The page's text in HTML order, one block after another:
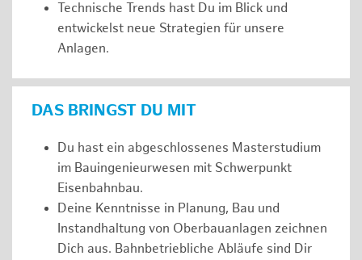
Technische Trends hast Du im Blick und
entwickelst neue Strategien für unsere
Anlagen.
DAS BRINGST DU MIT
Du hast ein abgeschlossenes Masterstudium
im Bauingenieurwesen mit Schwerpunkt
Eisenbahnbau.
Deine Kenntnisse in Planung, Bau und
Instandhaltung von Oberbauanlagen zeichnen
Dich aus. Bahnbetriebliche Abläufe sind Dir